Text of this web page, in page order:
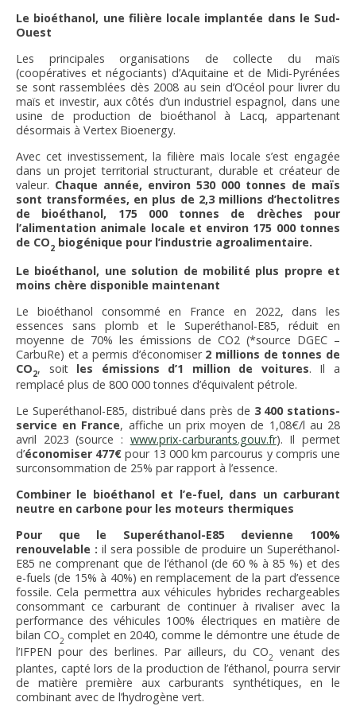
Le bioéthanol, une filière locale implantée dans le Sud-
Ouest
Les principales organisations de collecte du maïs
(coopératives et négociants) d’Aquitaine et de Midi-Pyrénées
se sont rassemblées dès 2008 au sein d’Océol pour livrer du
maïs et investir, aux côtés d’un industriel espagnol, dans une
usine de production de bioéthanol à Lacq, appartenant
désormais à Vertex Bioenergy.
Avec cet investissement, la filière maïs locale s’est engagée
dans un projet territorial structurant, durable et créateur de
valeur. Chaque année, environ 530 000 tonnes de maïs
sont transformées, en plus de 2,3 millions d’hectolitres
de bioéthanol, 175 000 tonnes de drèches pour
l’alimentation animale locale et environ 175 000 tonnes
de CO2 biogénique pour l’industrie agroalimentaire.
Le bioéthanol, une solution de mobilité plus propre et
moins chère disponible maintenant
Le bioéthanol consommé en France en 2022, dans les
essences sans plomb et le Superéthanol-E85, réduit en
moyenne de 70% les émissions de CO2 (*source DGEC –
CarbuRe) et a permis d’économiser 2 millions de tonnes de
CO2, soit les émissions d’1 million de voitures. Il a
remplacé plus de 800 000 tonnes d’équivalent pétrole.
Le Superéthanol-E85, distribué dans près de 3 400 stations-
service en France, affiche un prix moyen de 1,08€/l au 28
avril 2023 (source : www.prix-carburants.gouv.fr). Il permet
d’économiser 477€ pour 13 000 km parcourus y compris une
surconsommation de 25% par rapport à l’essence.
Combiner le bioéthanol et l’e-fuel, dans un carburant
neutre en carbone pour les moteurs thermiques
Pour que le Superéthanol-E85 devienne 100%
renouvelable : il sera possible de produire un Superéthanol-
E85 ne comprenant que de l’éthanol (de 60 % à 85 %) et des
e-fuels (de 15% à 40%) en remplacement de la part d’essence
fossile. Cela permettra aux véhicules hybrides rechargeables
consommant ce carburant de continuer à rivaliser avec la
performance des véhicules 100% électriques en matière de
bilan CO2 complet en 2040, comme le démontre une étude de
l’IFPEN pour des berlines. Par ailleurs, du CO2 venant des
plantes, capté lors de la production de l’éthanol, pourra servir
de matière première aux carburants synthétiques, en le
combinant avec de l’hydrogène vert.